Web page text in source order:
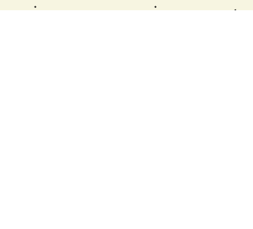
soins aux animaux et